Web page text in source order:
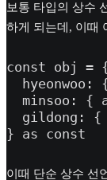
보통 타입의 상수
하게 되는데, 이때
const obj =
hyeonwoo:
minsoo: {
gildong: {
} as const
이때 단순 상수 선